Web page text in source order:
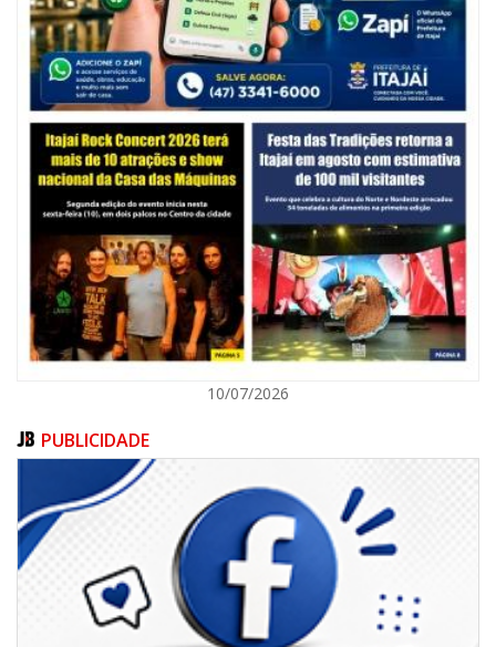
06/08/2026 | 10:14
Defesa Civil de SC monitora formação de ciclone-bomba no Sul do Brasil;
entenda como o fenômeno se forma e quais os impactos no estado
ITAJAÍ
10/07/2026
PUBLICIDADE